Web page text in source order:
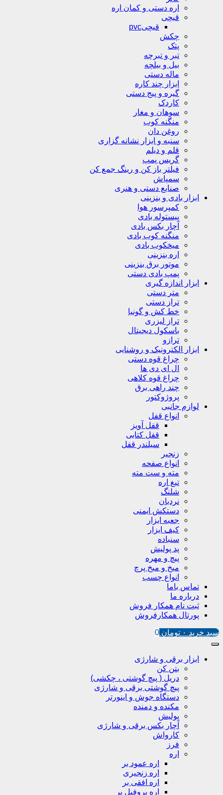
اره دستی و کمان اره
قیچی
قیچیpvc
چکش
پتک
تبر و تبرچه
بیل و بیلچه
ماله دستی
ابزار چند کاره
گیره و پیج دستی
کاردک
سوهان و مغار
منگنه کوب
روغن دان
سنبه و ابزار نشانه گزاری
قلم و دیلم
گریس پمپ
فیلتر باز کن و رینگ جمع کن
سمپاش
صنایع دستی و هنری
ابزار بادی و بنزینی
کمپرسور هوا
پیستوله بادی
آچار بکس بادی
منگنه کوب بادی
میخکوب بادی
اره بنزینی
موتور برق بنزینی
پمپ بادی دستی
ابزار اندازه گیری
متر دستی
تراز دستی
خط کش و گونیا
تراز لیزری
باسکول دیجیتال
ترازو
ابزار الکترونیک و روشنایی
چراغ قوه دستی
ال ای دی ها
چراغ قوه کلاهی
چند راهی برق
پروژوکتور
لوازم جانبی
انواع قفل
قفل آویز
قفل کتابی
سیلندر قفل
زنجیر
انواع صفحه
مته و ست مته
تیغ اره
شلنگ
نردبان
دستکش ایمنی
جعبه ابزار
کیف ابزار
سنباده
پد پولیش
پیچ و مهره
میخ و میخ پرچ
انواع چسب
تماس باما
درباره ما
ثبت نام همکار فروش
پورتال همکارفروش
سبد خرید ۰ تومان 0
ابزار برقی و شارژی
بتن کن
دریل ( پیچ گوشتی ، چکشی)
پیچ گوشتی برقی و شارژی
دستگاه جوش و اینورتر
مکنده و دمنده
پولیش
آچار بکس برقی و شارژی
کارواش
فرز
اره
اره عمود بر
اره زنجیری
اره افقی بر
اره پروفیل پر